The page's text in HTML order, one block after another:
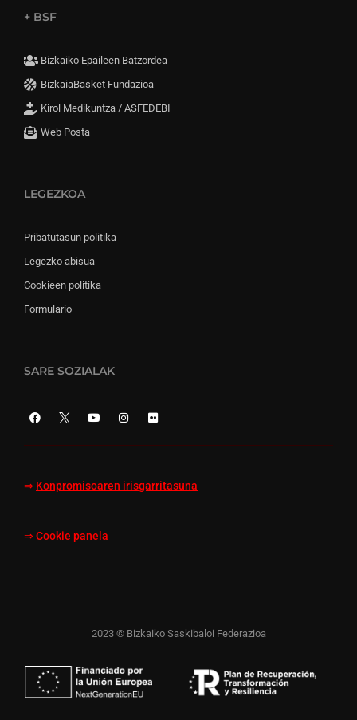
+ BSF
Bizkaiko Epaileen Batzordea
BizkaiaBasket Fundazioa
Kirol Medikuntza / ASFEDEBI
Web Posta
LEGEZKOA
Pribatutasun politika
Legezko abisua
Cookieen politika
Formulario
SARE SOZIALAK
⇒ Konpromisoaren irisgarritasuna
⇒ Cookie panela
2023 © Bizkaiko Saskibaloi Federazioa